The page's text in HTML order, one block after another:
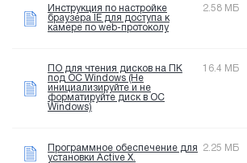
Инструкция по настройке
браузера IE для доступа к
камере по web-протоколу
2.58 МБ
ПО для чтения дисков на ПК
под OC Windows (Не
инициализируйте и не
форматируйте диск в OC
Windows)
16.4 МБ
Программное обеспечение для
установки Active X.
2.25 МБ